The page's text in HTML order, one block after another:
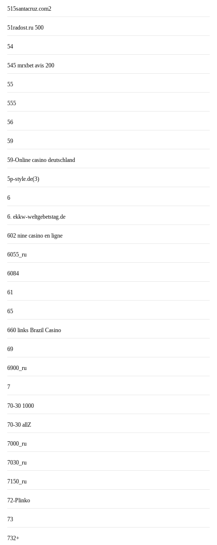
515santacruz.com2
51radost.ru 500
54
545 mrxbet avis 200
55
555
56
59
59-Online casino deutschland
5p-style.de(3)
6
6. ekkw-weltgebetstag.de
602 nine casino en ligne
6055_ru
6084
61
65
660 links Brazil Casino
69
6900_ru
7
70-30 1000
70-30 allZ
7000_ru
7030_ru
7150_ru
72-Plinko
73
732+